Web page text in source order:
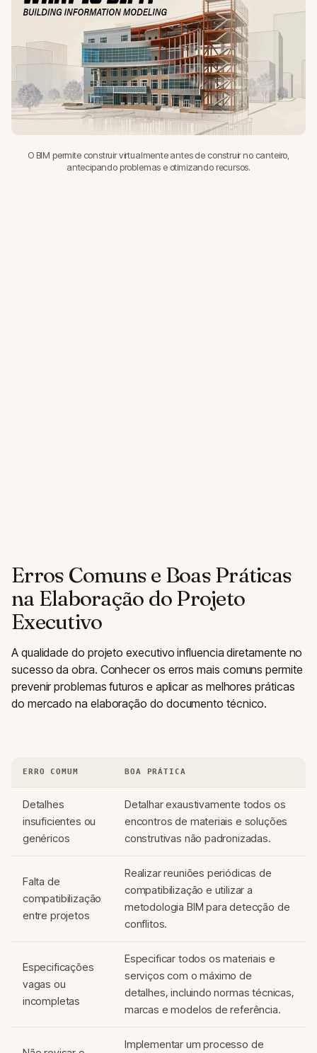
O BIM permite construir virtualmente antes de construir no canteiro,
antecipando problemas e otimizando recursos.
Erros Comuns e Boas Práticas
na Elaboração do Projeto
Executivo
A qualidade do projeto executivo influencia diretamente no
sucesso da obra. Conhecer os erros mais comuns permite
prevenir problemas futuros e aplicar as melhores práticas
do mercado na elaboração do documento técnico.
ERRO COMUM BOA PRÁTICA
Detalhes
insuficientes ou
genéricos
Detalhar exaustivamente todos os
encontros de materiais e soluções
construtivas não padronizadas.
Falta de
compatibilização
entre projetos
Realizar reuniões periódicas de
compatibilização e utilizar a
metodologia BIM para detecção de
conflitos.
Especificações
vagas ou
incompletas
Especificar todos os materiais e
serviços com o máximo de
detalhes, incluindo normas técnicas,
marcas e modelos de referência.
Implementar um processo de